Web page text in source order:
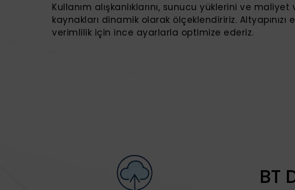
Kullanım alışkanlıklarını, sunucu yüklerini ve
kaynakları dinamik olarak ölçeklendiririz.
verimlilik için ince ayarlarla optimize ederiz.
BT